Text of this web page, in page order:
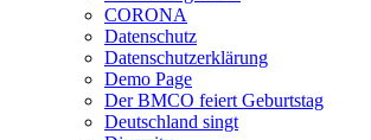
CORONA
Datenschutz
Datenschutzerklärung
Demo Page
Der BMCO feiert Geburtstag
Deutschland singt